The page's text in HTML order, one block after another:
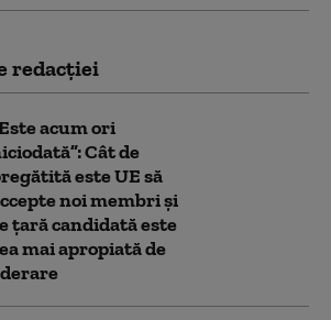
redacţiei
acum ori
Cât de
este UE să
noi membri și
țară candidată este
mai apropiată de